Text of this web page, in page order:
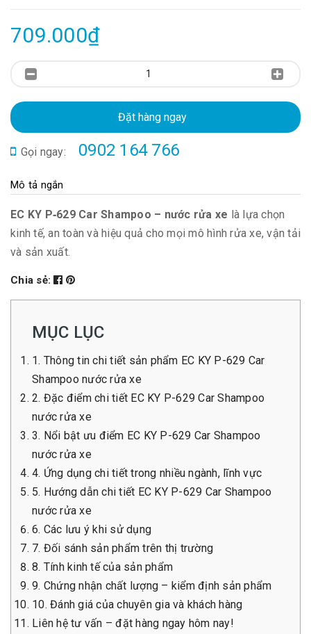
709.000₫
Đặt hàng ngay
Gọi ngay: 0902 164 766
Mô tả ngắn
EC KY P‑629 Car Shampoo – nước rửa xe là lựa chọn
kinh tế, an toàn và hiệu quả cho mọi mô hình rửa xe, vận tải
và sản xuất.
Chia sẻ:
MỤC LỤC
1. Thông tin chi tiết sản phẩm EC KY P-629 Car
Shampoo nước rửa xe
2. Đặc điểm chi tiết EC KY P-629 Car Shampoo
nước rửa xe
3. Nổi bật ưu điểm EC KY P-629 Car Shampoo
nước rửa xe
4. Ứng dụng chi tiết trong nhiều ngành, lĩnh vực
5. Hướng dẫn chi tiết EC KY P-629 Car Shampoo
nước rửa xe
6. Các lưu ý khi sử dụng
7. Đối sánh sản phẩm trên thị trường
8. Tính kinh tế của sản phẩm
9. Chứng nhận chất lượng – kiểm định sản phẩm
10. Đánh giá của chuyên gia và khách hàng
Liên hệ tư vấn – đặt hàng ngay hôm nay!